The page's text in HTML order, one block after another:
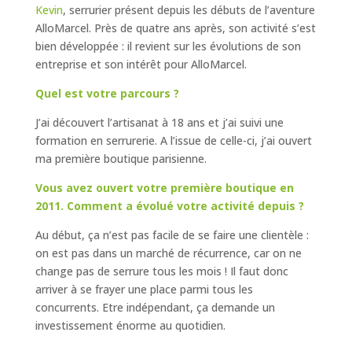
Kevin, serrurier présent depuis les débuts de l’aventure
AlloMarcel. Près de quatre ans après, son activité s’est
bien développée : il revient sur les évolutions de son
entreprise et son intérêt pour AlloMarcel.
Quel est votre parcours ?
J’ai découvert l’artisanat à 18 ans et j’ai suivi une
formation en serrurerie. A l’issue de celle-ci, j’ai ouvert
ma première boutique parisienne.
Vous avez ouvert votre première boutique en
2011. Comment a évolué votre activité depuis ?
Au début, ça n’est pas facile de se faire une clientèle :
on est pas dans un marché de récurrence, car on ne
change pas de serrure tous les mois ! Il faut donc
arriver à se frayer une place parmi tous les
concurrents. Etre indépendant, ça demande un
investissement énorme au quotidien.